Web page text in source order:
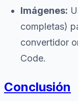
Imágenes:
completas)
convertidor
Code.
Conclusión